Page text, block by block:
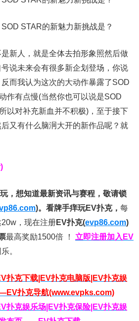
新人，就是全体去拍形象照然后做
说未来会有很多新企划登场，你说
而我认为这次的大动作暴露了SOD
作有点慢(当然你也可以说是SOD
以对补充新血并不积极)，至于接下
又有什么脑泂大开的新作品呢？就
， 想知道最新资讯与赛程， 敬请锁
)。 看牌手痒玩EV扑克， 每
，现在注册EV扑克(evp86.com)
最高奖励1500倍 ！ 立即注册加入EV
。
扑克下载|EV扑克电脑版|EV扑克娱
扑克导航(www.evpks.com)
扑克娱乐场|EV扑克保险|EV扑克娱